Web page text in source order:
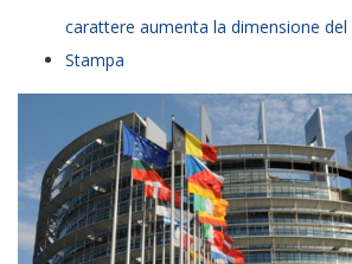
carattere aumenta la dimensione
Stampa